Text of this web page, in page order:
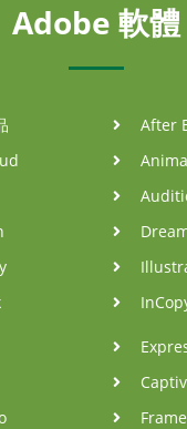
Adobe 軟體
After